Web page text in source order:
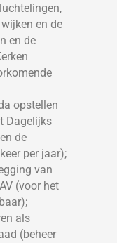
en de
en de
opstellen
Dagelijks
de
per jaar);
van
(voor het
als
(beheer